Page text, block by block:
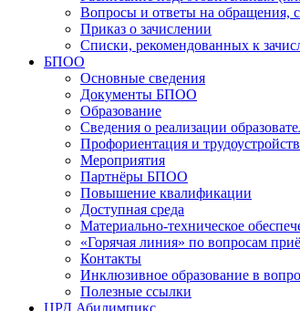
Вопросы и ответы на обращения,
Приказ о зачислении
Списки, рекомендованных к
БПОО
Основные сведения
Документы БПОО
Образование
Сведения о реализации
Профориентация и
Мероприятия
Партнёры БПОО
Повышение квалификации
Доступная среда
Материально-техническое
«Горячая линия» по вопросам
Контакты
Инклюзивное образование в
Полезные ссылки
ЦРД Абилимпикс